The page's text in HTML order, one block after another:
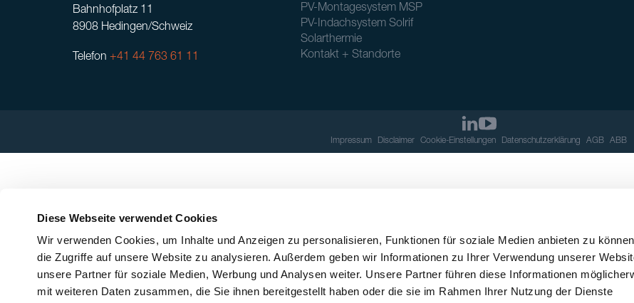
Diese Webseite verwendet Cookies
Wir verwenden Cookies, um Inhalte und Anzeigen zu personalisieren, Funktionen für soziale Medien anbieten zu
die Zugriffe auf unsere Website zu analysieren. Außerdem geben wir Informationen zu Ihrer Verwendung unserer
unsere Partner für soziale Medien, Werbung und Analysen weiter. Unsere Partner führen diese Informationen
mit weiteren Daten zusammen, die Sie ihnen bereitgestellt haben oder die sie im Rahmen Ihrer Nutzung der Dienste
Bahnhofplatz 11
8908 Hedingen/Schweiz
Telefon +41 44 763 61 11
PV-Montagesystem MSP
PV-Indachsystem Solrif
Solarthermie
Kontakt + Standorte
Impressum Disclaimer Cookie-Einstellungen Datenschutzerklärung AGB ABB